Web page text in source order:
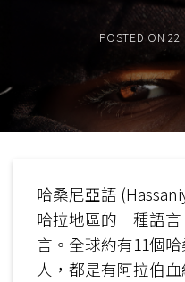
POSTED ON 22
哈桑尼亞語
哈拉地區的一種語
言。全球約有11個
人，都是有阿拉伯